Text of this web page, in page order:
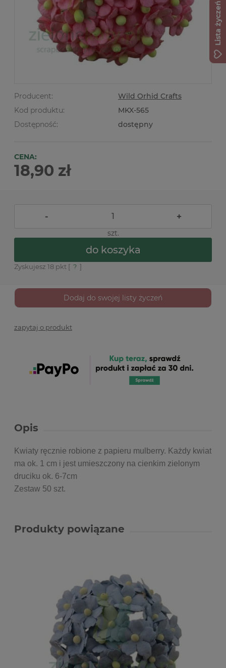
Producent:
Wild Orhid Crafts
Kod produktu:
MKX-565
Dostępność:
dostępny
CENA:
18,90 zł
- +
szt.
do koszyka
Zyskujesz 18 pkt [ ? ]
Dodaj do swojej listy życzeń
zapytaj o produkt
Opis
Kwiaty ręcznie robione z papieru mulberry. Każdy kwiat
ma ok. 1 cm i jest umieszczony na cienkim zielonym
druciku ok. 6-7cm
Zestaw 50 szt.
Produkty powiązane
Lista życzeń